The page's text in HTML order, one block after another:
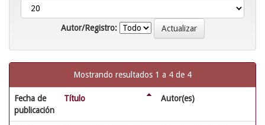
Autor/Registro:
Mostrando resultados 1 a 4 de 4
Fecha de
publicación
Título Autor(es)